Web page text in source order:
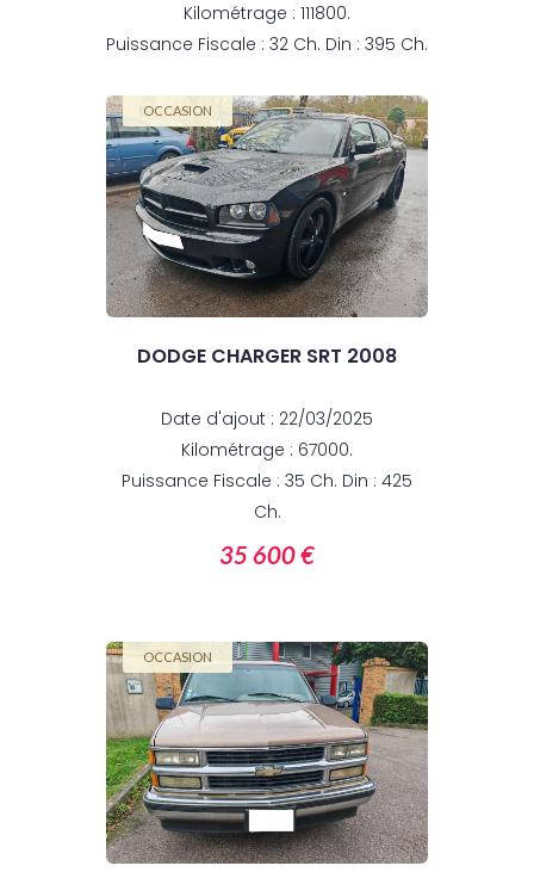
Kilométrage : 111800.
Puissance Fiscale : 32 Ch. Din : 395 Ch.
DODGE CHARGER SRT 2008
Date d'ajout : 22/03/2025
Kilométrage : 67000.
Puissance Fiscale : 35 Ch. Din : 425
Ch.
OCCASION
35 600 €
OCCASION